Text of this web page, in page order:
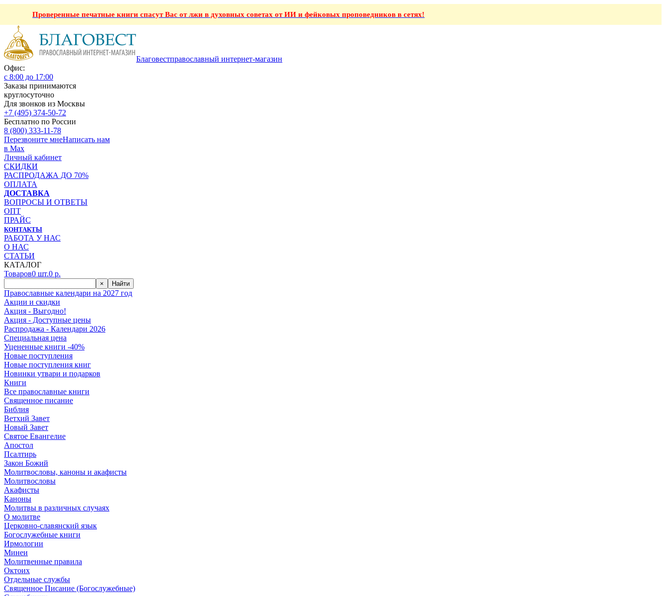
Проверенные печатные книги спасут Вас от лжи в духовных советах от ИИ и фейковых проповедников в сетях!
Благовестправославный интернет-магазин
Офис:
с 8:00 до 17:00
Заказы принимаются
круглосуточно
Для звонков из Москвы
+7 (495) 374-50-72
Бесплатно по России
8 (800) 333-11-78
Перезвоните мнеНаписать нам
в Max
Личный кабинет
СКИДКИ
РАСПРОДАЖА ДО 70%
ОПЛАТА
ДОСТАВКА
ВОПРОСЫ И ОТВЕТЫ
ОПТ
ПРАЙС
КОНТАКТЫ
РАБОТА У НАС
О НАС
СТАТЬИ
КАТАЛОГ
Товаров0 шт.0 р.
× Найти
Православные календари на 2027 год
Акции и скидки
Акция - Выгодно!
Акция - Доступные цены
Распродажа - Календари 2026
Специальная цена
Уцененные книги -40%
Новые поступления
Новые поступления книг
Новинки утвари и подарков
Книги
Все православные книги
Священное писание
Библия
Ветхий Завет
Новый Завет
Святое Евангелие
Апостол
Псалтирь
Закон Божий
Молитвословы, каноны и акафисты
Молитвословы
Акафисты
Каноны
Молитвы в различных случаях
О молитве
Церковно-славянский язык
Богослужебные книги
Ирмологии
Минеи
Молитвенные правила
Октоих
Отдельные службы
Священное Писание (Богослужебные)